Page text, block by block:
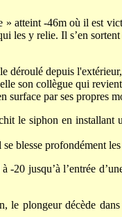
atteint -46m où il est
les y relie. Il s’en
déroulé depuis
son collègue qui
surface par ses propres
le siphon en installant
blesse profondément
20 jusqu’à l’entrée
le plongeur décède